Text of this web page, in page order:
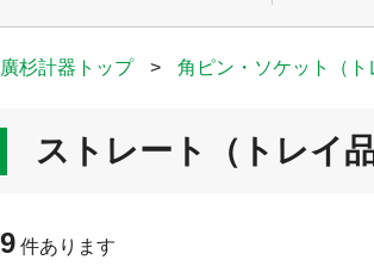
廣杉計器トップ > 角ピン・ソケット（ト
ストレート（トレイ品
9 件あります